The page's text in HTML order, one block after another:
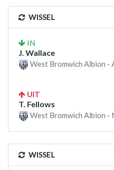
WISSEL
IN
J. Wallace
West Bromwich Albion -
UIT
T. Fellows
West Bromwich Albion -
WISSEL